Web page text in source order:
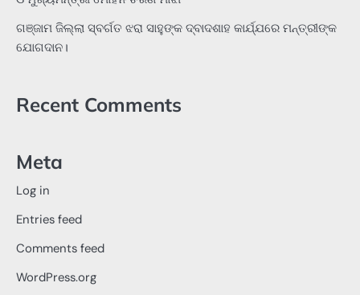
ଗଞ୍ଜାମ ଜିଲ୍ଲା ସ୍ବର୍ଗତ ଝରା ସାହୁଙ୍କ ଦ୍ବାଦଶାହ କାର୍ଯ୍ଯରେ ମନ୍ତ୍ରୀଙ୍କ
ଯୋଗଦାନ।
Recent Comments
Meta
Log in
Entries feed
Comments feed
WordPress.org